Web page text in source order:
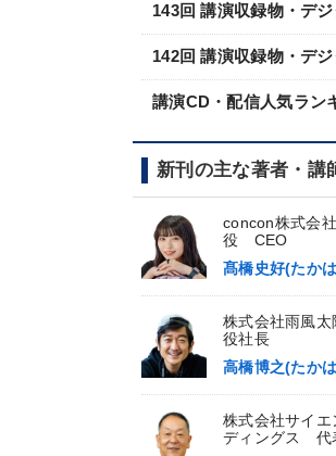
143回 講演収録物・デ
142回 講演収録物・デ
講演CD・配信人気ラン
新刊の主な著者・講
concon株式会
役 CEO
髙橋史好(たか
株式会社雨風太
役社長
高橋博之(たか
株式会社サイエ
ディングス 代